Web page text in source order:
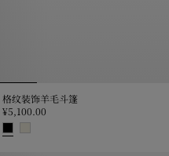
格纹装饰羊毛斗篷
¥5,100.00